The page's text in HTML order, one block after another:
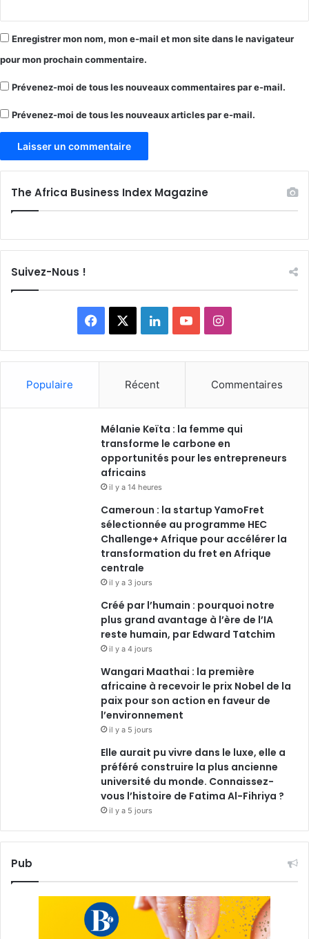
Enregistrer mon nom, mon e-mail et mon site dans le navigateur
pour mon prochain commentaire.
Prévenez-moi de tous les nouveaux commentaires par e-mail.
Prévenez-moi de tous les nouveaux articles par e-mail.
The Africa Business Index Magazine
Suivez-Nous !
Facebook LinkedinYouTubeInstagram
Populaire Récent Commentaires
Mélanie Keïta : la femme qui
transforme le carbone en
opportunités pour les entrepreneurs
africains
il y a 14 heures
Cameroun : la startup YamoFret
sélectionnée au programme HEC
Challenge+ Afrique pour accélérer la
transformation du fret en Afrique
centrale
il y a 3 jours
Créé par l’humain : pourquoi notre
plus grand avantage à l’ère de l’IA
reste humain, par Edward Tatchim
il y a 4 jours
Wangari Maathai : la première
africaine à recevoir le prix Nobel de la
paix pour son action en faveur de
l’environnement
il y a 5 jours
Elle aurait pu vivre dans le luxe, elle a
préféré construire la plus ancienne
université du monde. Connaissez-
vous l’histoire de Fatima Al-Fihriya ?
il y a 5 jours
Pub